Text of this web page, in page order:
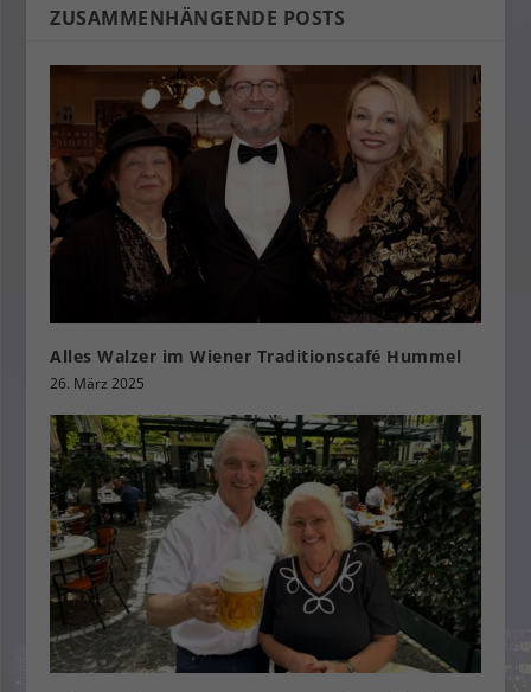
ZUSAMMENHÄNGENDE POSTS
Alles Walzer im Wiener Traditionscafé Hummel
26. März 2025